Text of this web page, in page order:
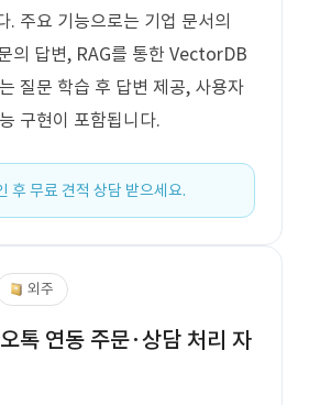
. 주요 기능으로는 기업 문서의
의 답변, RAG를 통한 VectorDB
질문 학습 후 답변 제공, 사용자
구현이 포함됩니다.
후 무료 견적 상담 받으세요.
외주
톡 연동 주문·상담 처리 자